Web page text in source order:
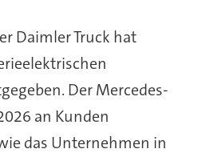
Daimler Truck hat
Der Mercedes-
an Kunden
das Unternehmen in